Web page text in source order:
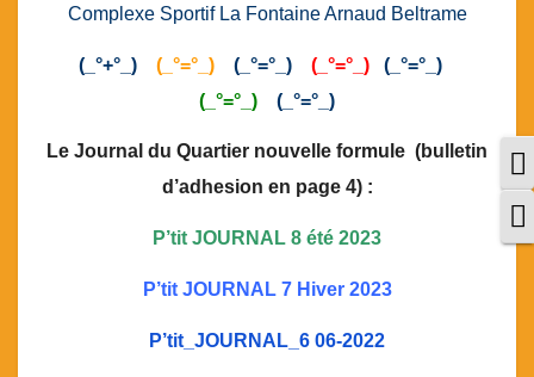
Complexe Sportif La Fontaine Arnaud Beltrame
(_°+°_) (_°=°_)(_°=°_) (_°=°_)
(_°=°_)
(_°=°_)
(_°=°_)
Le Journal du Quartier nouvelle formule (bulletin
d’adhesion en page 4) :
P’tit JOURNAL 8 été 2023
P’tit JOURNAL 7 Hiver 2023
P’tit_JOURNAL_6 06-2022